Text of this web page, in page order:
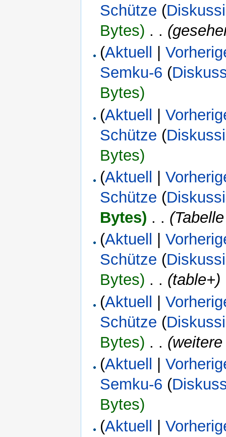
Schütze (
Bytes) . .
(Aktuell |
Semku-6 (
Bytes)
(Aktuell |
Schütze (
Bytes)
(Aktuell |
Schütze (
Bytes) . .
(Aktuell |
Schütze (
Bytes) . . (table+)
(Aktuell |
Schütze (
Bytes) . .
(Aktuell |
Semku-6 (
Bytes)
(Aktuell |